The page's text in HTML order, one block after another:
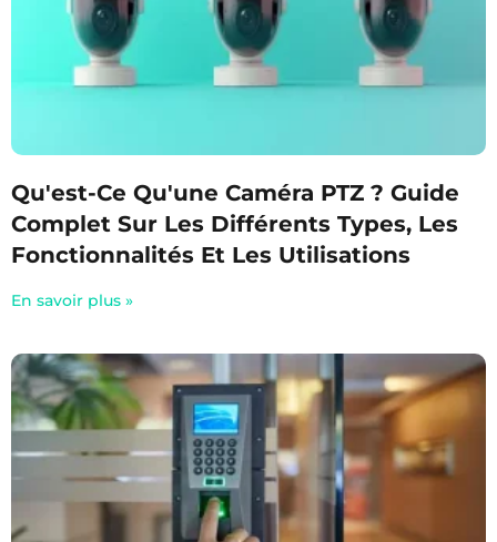
Qu'est-Ce Qu'une Caméra PTZ ? Guide
Complet Sur Les Différents Types, Les
Fonctionnalités Et Les Utilisations
En savoir plus »